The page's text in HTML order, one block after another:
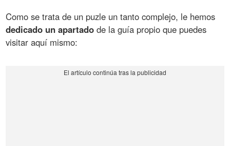
Como se trata de un puzle un tanto complejo, le hemos
dedicado un apartado de la guía propio que puedes
visitar aquí mismo: